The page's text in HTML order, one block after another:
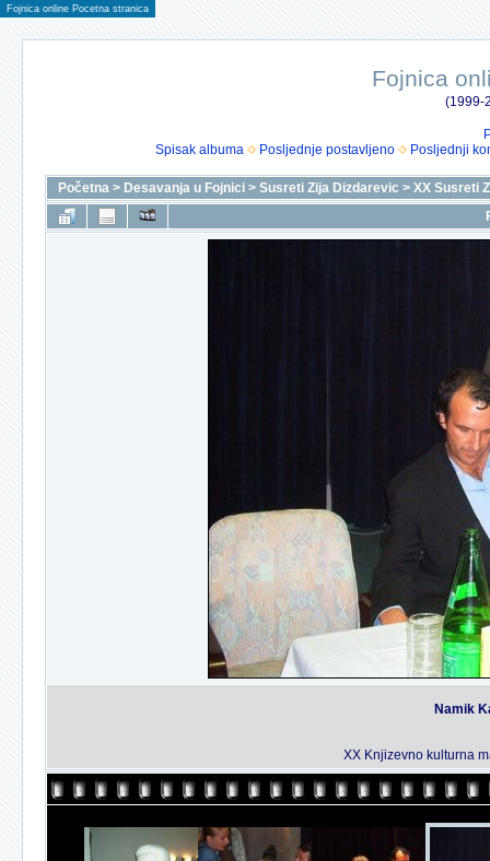
Fojnica online Pocetna stranica
Fojnica
(1999-
Spisak albuma
Posljednje postavljeno Posljednji
Početna > Desavanja u Fojnici > Susreti Zija Dizdarevic > XX Susreti
Namik
XX Knjizevno kulturna